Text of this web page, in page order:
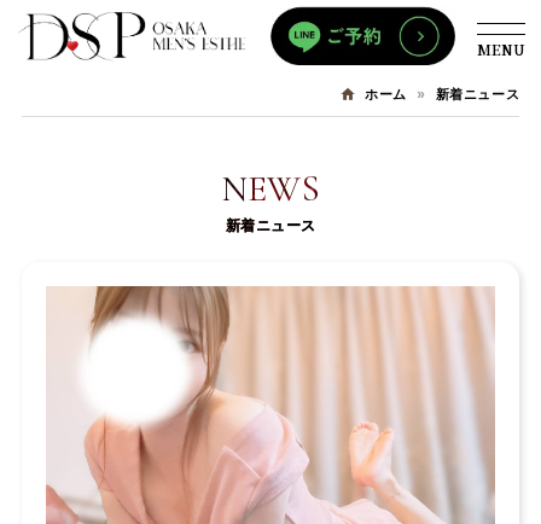
ホーム 新着ニュース
MENU
NEWS
新着ニュース